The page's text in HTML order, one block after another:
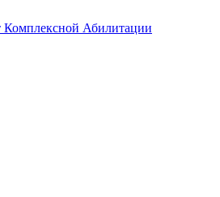
Абилитации